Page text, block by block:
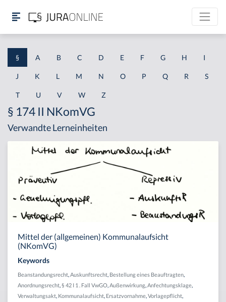
§ A B C D E F G H I
J K L M N O P Q R S
T U V W Z
§ 174 II NKomVG
Verwandte Lerneinheiten
Mittel der (allgemeinen) Kommunalaufsicht
(NKomVG)
Keywords
Beanstandungsrecht Auskunftsrecht Bestellung eines Beauftragten
Anordnungsrecht § 42 I 1 . Fall VwGO Außenwirkung Anfechtungsklage
Verwaltungsakt Kommunalaufsicht Ersatzvornahme Vorlagepflicht